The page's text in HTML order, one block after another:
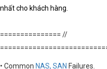
nhất cho khách hàng.
=============== //
• Common NAS, SAN Failures.